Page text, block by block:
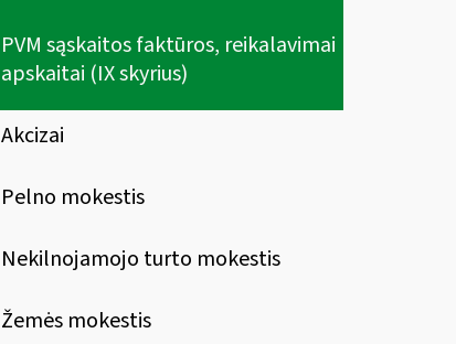
PVM sąskaitos faktūros, reikalavimai
apskaitai (IX skyrius)
Akcizai
Pelno mokestis
Nekilnojamojo turto mokestis
Žemės mokestis